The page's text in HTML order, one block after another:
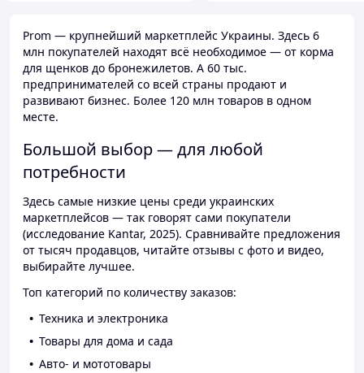
Prom — крупнейший маркетплейс Украины. Здесь 6
млн покупателей находят всё необходимое — от корма
для щенков до бронежилетов. А 60 тыс.
предпринимателей со всей страны продают и
развивают бизнес. Более 120 млн товаров в одном
месте.
Большой выбор — для любой
потребности
Здесь самые низкие цены среди украинских
маркетплейсов — так говорят сами покупатели
(исследование Kantar, 2025). Сравнивайте предложения
от тысяч продавцов, читайте отзывы с фото и видео,
выбирайте лучшее.
Топ категорий по количеству заказов:
Техника и электроника
Товары для дома и сада
Авто- и мототовары